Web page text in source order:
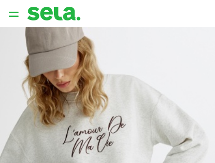
{{ QUERY }}
популярные запросы
ЖенщиныДевушкиМужчины Дом
АРХИТЕКТУРА ОБРАЗА
THE ‘90S. OFFICE